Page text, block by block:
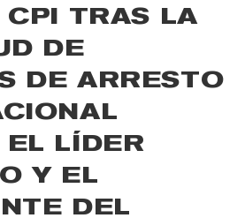
TRAS LA
DE
DE ARRESTO
LÍDER
Y EL
DEL